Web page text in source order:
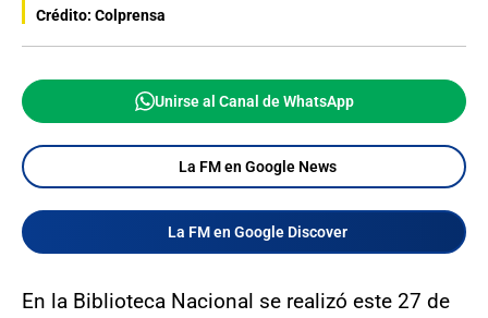
Crédito: Colprensa
Unirse al Canal de WhatsApp
La FM en Google News
La FM en Google Discover
En la Biblioteca Nacional se realizó este 27 de